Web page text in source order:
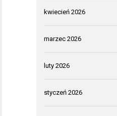
kwiecień 2026
marzec 2026
luty 2026
styczeń 2026